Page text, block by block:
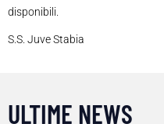
disponibili.
S.S. Juve Stabia
ULTIME NEWS